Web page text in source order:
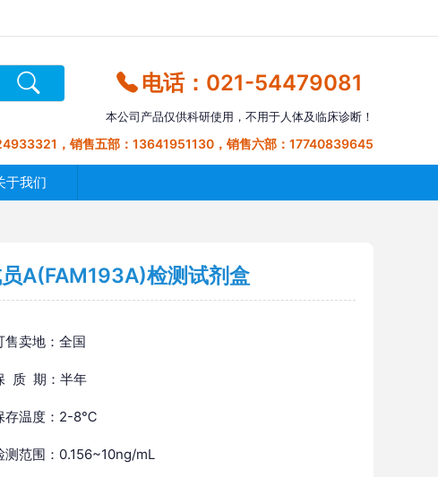
电话：021-54479081
本公司产品仅供科研使用，不用于人体及临床诊断！
，销售五部：13641951130，销售六部：17740839645
于我们
A(FAM193A)检测试剂盒
售卖地：全国
质 期：半年
存温度：2-8℃
测范围：0.156~10ng/mL